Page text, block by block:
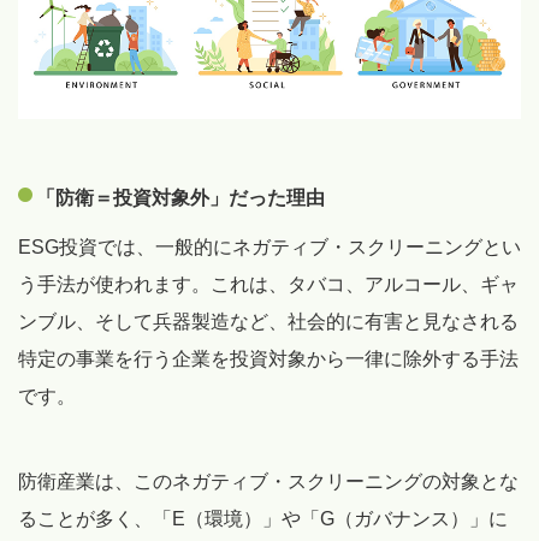
「防衛＝投資対象外」だった理由
ESG投資では、一般的にネガティブ・スクリーニングとい
う手法が使われます。これは、タバコ、アルコール、ギャ
ンブル、そして兵器製造など、社会的に有害と見なされる
特定の事業を行う企業を投資対象から一律に除外する手法
です。
防衛産業は、このネガティブ・スクリーニングの対象とな
ることが多く、「E（環境）」や「G（ガバナンス）」に